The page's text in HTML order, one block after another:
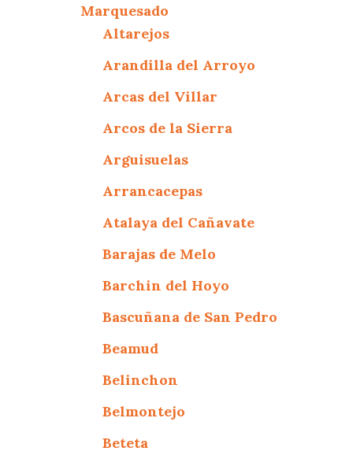
Marquesado
Altarejos
Arandilla del Arroyo
Arcas del Villar
Arcos de la Sierra
Arguisuelas
Arrancacepas
Atalaya del Cañavate
Barajas de Melo
Barchin del Hoyo
Bascuñana de San Pedro
Beamud
Belinchon
Belmontejo
Beteta